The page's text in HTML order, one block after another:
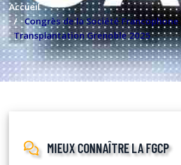
Accueil
Congrès de la Société Francophone
Transplantation Grenoble 2025
MIEUX CONNAÎTRE LA FGCP